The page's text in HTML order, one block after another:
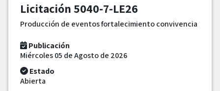
Licitación 5040-7-LE26
Producción de eventos fortalecimiento convivencia
Publicación
Miércoles 05 de Agosto de 2026
Estado
Abierta